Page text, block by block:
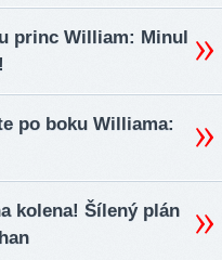
princ William: Minul
po boku Williama:
kolena! Šílený plán